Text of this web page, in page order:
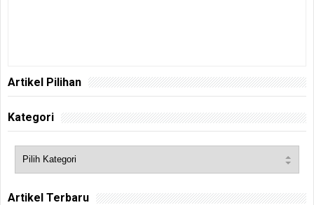
Artikel Pilihan
Kategori
Artikel Terbaru